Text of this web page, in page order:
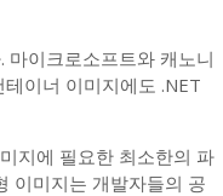
이크로소프트와 캐노니
이너 이미지에도 .NET
지에 필요한 최소한의 파
이미지는 개발자들의 공